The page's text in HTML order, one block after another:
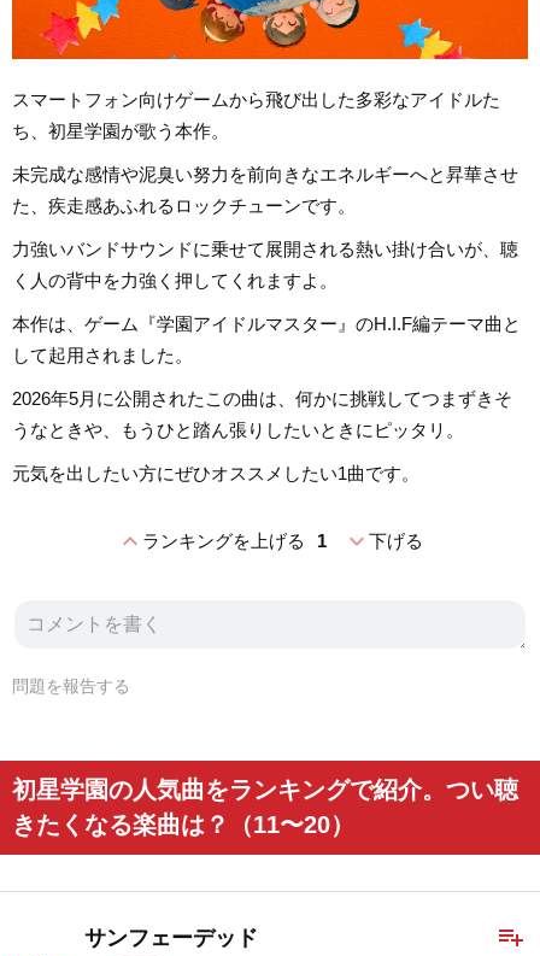
スマートフォン向けゲームから飛び出した多彩なアイドルた
ち、初星学園が歌う本作。
未完成な感情や泥臭い努力を前向きなエネルギーへと昇華させ
た、疾走感あふれるロックチューンです。
力強いバンドサウンドに乗せて展開される熱い掛け合いが、聴
く人の背中を力強く押してくれますよ。
本作は、ゲーム『学園アイドルマスター』のH.I.F編テーマ曲と
して起用されました。
2026年5月に公開されたこの曲は、何かに挑戦してつまずきそ
うなときや、もうひと踏ん張りしたいときにピッタリ。
元気を出したい方にぜひオススメしたい1曲です。
expand_lessランキングを上げる 1 expand_more下げる
問題を報告する
初星学園の人気曲をランキングで紹介。つい聴
きたくなる楽曲は？（11〜20）
playlist_add
サンフェーデッド